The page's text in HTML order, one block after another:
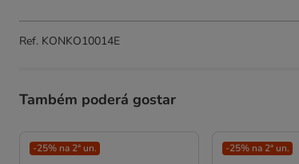
Ref. KONKO10014E
Também poderá gostar
-25% na 2ª un. -25% na 2ª un.